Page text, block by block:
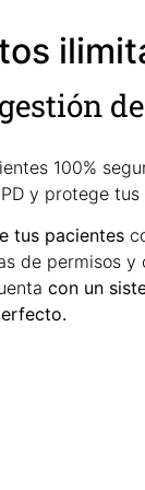
100%
y protege tus
tus pacientes
de permisos y
con un